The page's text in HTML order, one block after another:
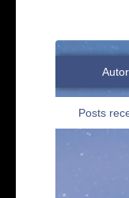
Autor
Posts